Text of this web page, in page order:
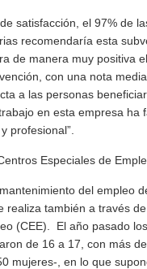
satisfacción, el 97% de
recomendaría esta
de manera muy positiva
con una nota
a las personas
en esta empresa ha
profesional”.
Especiales de
del empleo
realiza también a través
(CEE). El año pasado
de 16 a 17, con más
mujeres-, en lo que